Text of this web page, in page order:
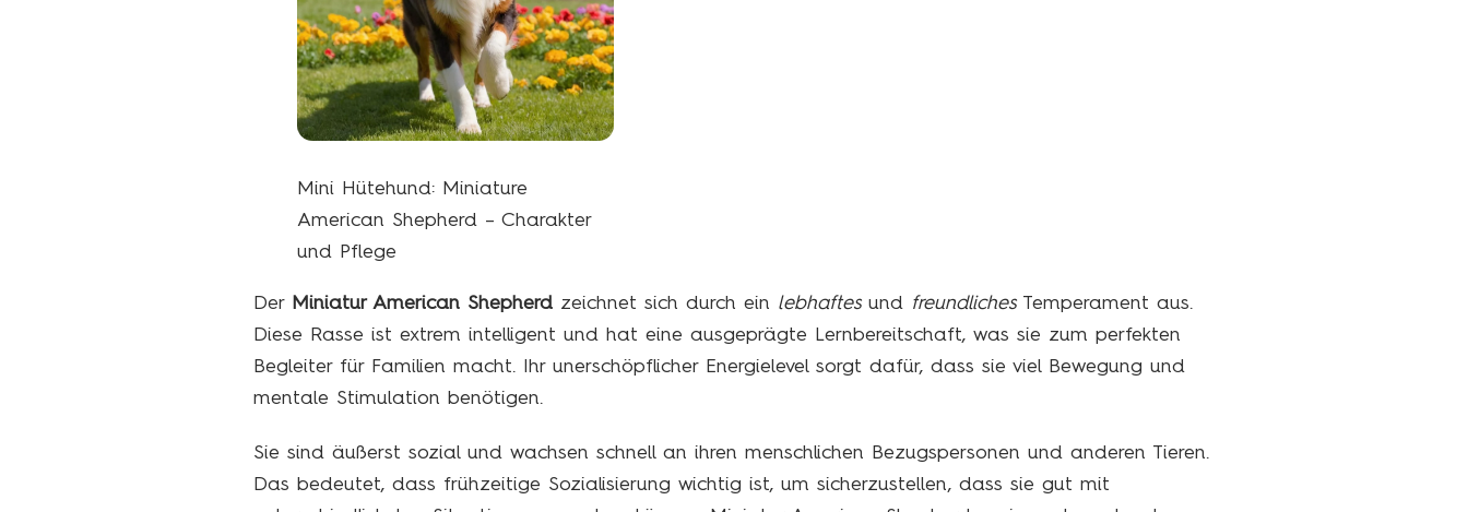
Mini Hütehund: Miniature
American Shepherd – Charakter
und Pflege
Der Miniatur American Shepherd zeichnet sich durch ein lebhaftesund freundlichesTemperament aus.
Diese Rasse ist extrem intelligent und hat eine ausgeprägte Lernbereitschaft, was sie zum perfekten
Begleiter für Familien macht. Ihr unerschöpflicher Energielevel sorgt dafür, dass sie viel Bewegung und
mentale Stimulation benötigen.
Sie sind äußerst sozial und wachsen schnell an ihren menschlichen Bezugspersonen und anderen Tieren.
Das bedeutet, dass frühzeitige Sozialisierung wichtig ist, um sicherzustellen, dass sie gut mit